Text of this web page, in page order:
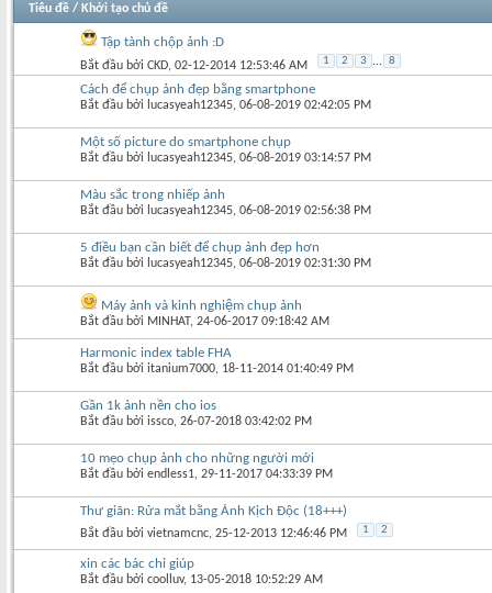
Tiêu đề / Khởi tạo chủ đề
Tập tành chộp ảnh :D
Bắt đầu bởi CKD‎, 02-12-2014 12:53:46 AM 1 2 3 ... 8
Cách để chụp ảnh đẹp bằng smartphone
Bắt đầu bởi lucasyeah12345‎, 06-08-2019 02:42:05 PM
Một số picture do smartphone chụp
Bắt đầu bởi lucasyeah12345‎, 06-08-2019 03:14:57 PM
Màu sắc trong nhiếp ảnh
Bắt đầu bởi lucasyeah12345‎, 06-08-2019 02:56:38 PM
5 điều bạn cần biết để chụp ảnh đẹp hơn
Bắt đầu bởi lucasyeah12345‎, 06-08-2019 02:31:30 PM
Máy ảnh và kinh nghiệm chụp ảnh
Bắt đầu bởi MINHAT‎, 24-06-2017 09:18:42 AM
Harmonic index table FHA
Bắt đầu bởi itanium7000‎, 18-11-2014 01:40:49 PM
Gần 1k ảnh nền cho ios
Bắt đầu bởi issco‎, 26-07-2018 03:42:02 PM
10 mẹo chụp ảnh cho những người mới
Bắt đầu bởi endless1‎, 29-11-2017 04:33:39 PM
Thư giãn: Rửa mắt bằng Ảnh Kịch Độc (18+++)
Bắt đầu bởi vietnamcnc‎, 25-12-2013 12:46:46 PM 1 2
xin các bác chỉ giúp
Bắt đầu bởi coolluv‎, 13-05-2018 10:52:29 AM